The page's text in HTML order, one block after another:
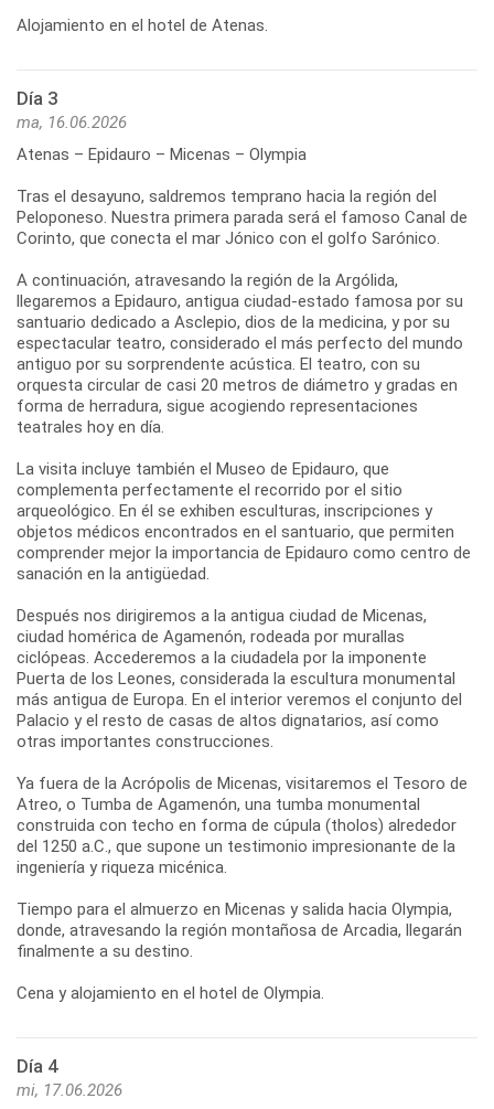
Día 3
ma, 16.06.2026
Atenas – Epidauro – Micenas – Olympia
Tras el desayuno, saldremos temprano hacia la región del
Peloponeso. Nuestra primera parada será el famoso Canal de
Corinto, que conecta el mar Jónico con el golfo Sarónico.
A continuación, atravesando la región de la Argólida,
llegaremos a Epidauro, antigua ciudad-estado famosa por su
santuario dedicado a Asclepio, dios de la medicina, y por su
espectacular teatro, considerado el más perfecto del mundo
antiguo por su sorprendente acústica. El teatro, con su
orquesta circular de casi 20 metros de diámetro y gradas en
forma de herradura, sigue acogiendo representaciones
teatrales hoy en día.
La visita incluye también el Museo de Epidauro, que
complementa perfectamente el recorrido por el sitio
arqueológico. En él se exhiben esculturas, inscripciones y
objetos médicos encontrados en el santuario, que permiten
comprender mejor la importancia de Epidauro como centro de
sanación en la antigüedad.
Después nos dirigiremos a la antigua ciudad de Micenas,
ciudad homérica de Agamenón, rodeada por murallas
ciclópeas. Accederemos a la ciudadela por la imponente
Puerta de los Leones, considerada la escultura monumental
más antigua de Europa. En el interior veremos el conjunto del
Palacio y el resto de casas de altos dignatarios, así como
otras importantes construcciones.
Ya fuera de la Acrópolis de Micenas, visitaremos el Tesoro de
Atreo, o Tumba de Agamenón, una tumba monumental
construida con techo en forma de cúpula (tholos) alrededor
del 1250 a.C., que supone un testimonio impresionante de la
ingeniería y riqueza micénica.
Tiempo para el almuerzo en Micenas y salida hacia Olympia,
donde, atravesando la región montañosa de Arcadia, llegarán
finalmente a su destino.
Día 4
mi, 17.06.2026